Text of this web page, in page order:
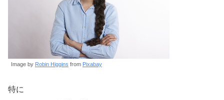
Image by Robin Higgins from Pixabay
特に